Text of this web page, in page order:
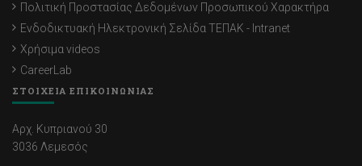
Πολιτική Προστασίας Δεδομένων Προσωπικού Χαρακτήρα
Ενδοδικτυακή Ηλεκτρονική Σελίδα ΤΕΠΑΚ - Intranet
Χρήσιμα videos
CareerLab
ΣΤΟΙΧΕΙΑ ΕΠΙΚΟΙΝΩΝΙΑΣ
Αρχ. Κυπριανού 30
3036 Λεμεσός